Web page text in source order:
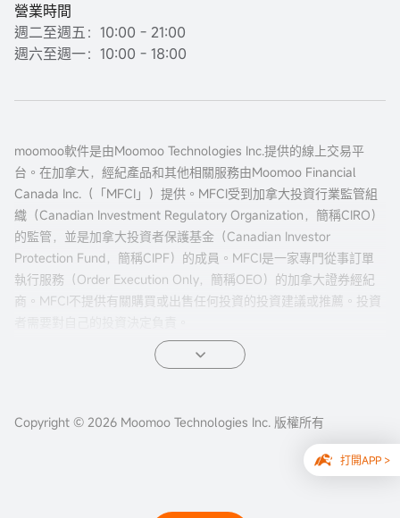
打開APP >
營業時間
週二至週五：10:00 - 21:00
週六至週一：10:00 - 18:00
moomoo軟件是由Moomoo Technologies Inc.提供的線上交易平
台。在加拿大，經紀產品和其他相關服務由Moomoo Financial
Canada Inc.（「MFCI」）提供。MFCI受到加拿大投資行業監管組
織（Canadian Investment Regulatory Organization，簡稱CIRO）
的監管，並是加拿大投資者保護基金（Canadian Investor
Protection Fund，簡稱CIPF）的成員。MFCI是一家專門從事訂單
執行服務（Order Execution Only，簡稱OEO）的加拿大證券經紀
商。MFCI不提供有關購買或出售任何投資的投資建議或推薦。投資
所有投資都涉及風險，包括可能的本金損失。過往的證券、市場或
因素而異。市場波動、交易量和系統可用性可能會延遲賬戶訪問和
攬。本網站所有信息及數據僅供參考，歷史數據不應作為判斷未來
Copyright © 2026 Moomoo Technologies Inc. 版權所有